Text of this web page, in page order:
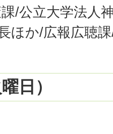
/公立大学法人
ほか/広報広聴
日）